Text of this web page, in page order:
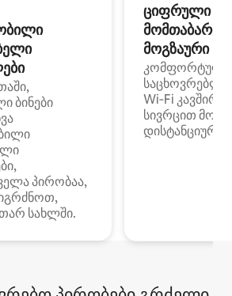
ბინები
პირობაა,
სახლში.
ციფრული
მოგზაური
კომფორტული
Wi‑Fi
სივრცით
დისტანციური